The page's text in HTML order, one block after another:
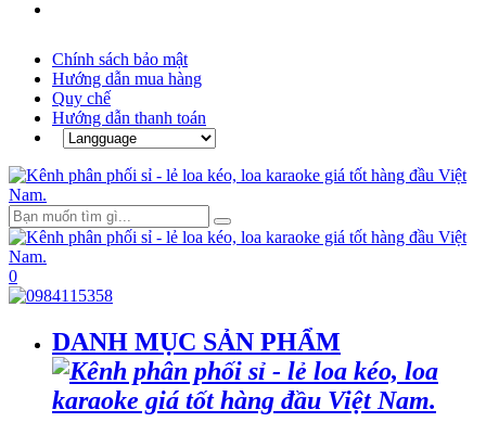
Chính sách bảo mật
Hướng dẫn mua hàng
Quy chế
Hướng dẫn thanh toán
0
DANH MỤC SẢN PHẨM